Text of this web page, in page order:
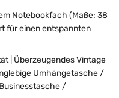
Notebookfach (Maße: 38
für einen entspannten
| Überzeugendes Vintage
Umhängetasche /
/